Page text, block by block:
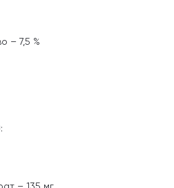
– 7,5 %
– 135 мг